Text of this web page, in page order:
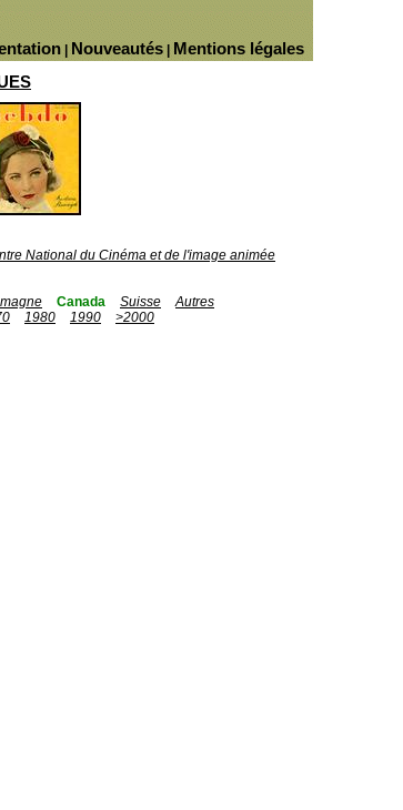
Mentions légales
Nouveautés
National du Cinéma et de l'image animée
Canada Suisse
Autres
1980 1990
>2000